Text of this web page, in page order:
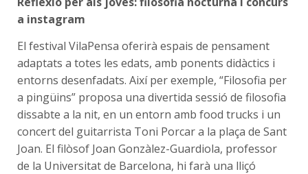
a instagram
El festival VilaPensa oferirà espais de pensament
adaptats a totes les edats, amb ponents didàctics i
entorns desenfadats. Així per exemple, “Filosofia per
a pingüins” proposa una divertida sessió de filosofia
dissabte a la nit, en un entorn amb food trucks i un
concert del guitarrista Toni Porcar a la plaça de Sant
Joan. El filòsof Joan Gonzàlez-Guardiola, professor
de la Universitat de Barcelona, hi farà una lliçó